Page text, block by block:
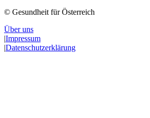
© Gesundheit für Österreich
Über uns
|Impressum
|Datenschutzerklärung